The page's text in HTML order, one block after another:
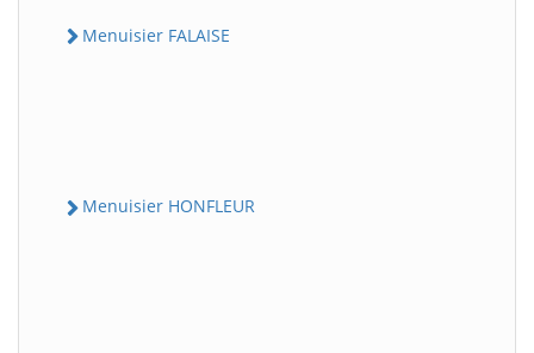
Menuisier FALAISE
Menuisier HONFLEUR